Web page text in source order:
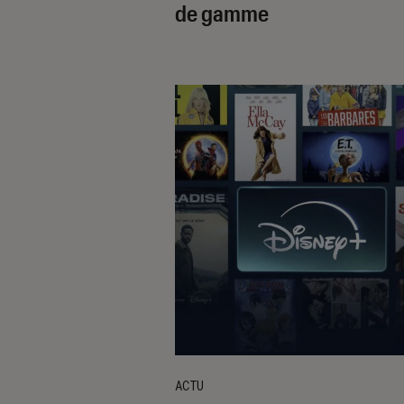
de gamme
ACTU